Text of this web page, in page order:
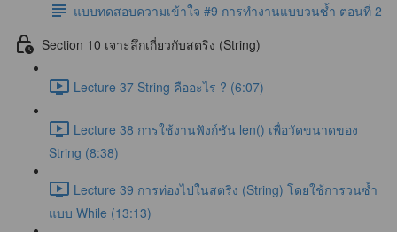
แบบทดสอบความเข้าใจ #9 การทำงานแบบวนซ้ำ ตอนที่ 2
Section 10 เจาะลึกเกี่ยวกับสตริง (String)
Lecture 37 String คืออะไร ? (6:07)
Lecture 38 การใช้งานฟังก์ชัน len() เพื่อวัดขนาดของ
String (8:38)
Lecture 39 การท่องไปในสตริง (String) โดยใช้การวนซ้ำ
แบบ While (13:13)